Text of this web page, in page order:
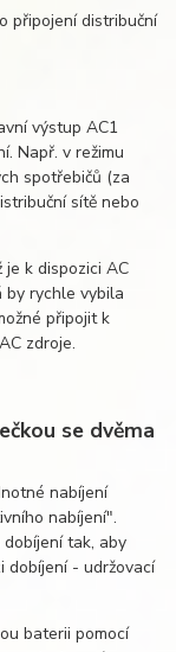
připojení distribuční
výstup AC1
Např. v režimu
spotřebičů (za
sítě nebo
je k dispozici AC
by rychle vybila
připojit k
zdroje.
se dvěma
nabíjení
nabíjení".
tak, aby
dobíjení - udržovací
baterii pomocí